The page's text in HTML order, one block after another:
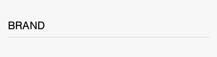
BRAND